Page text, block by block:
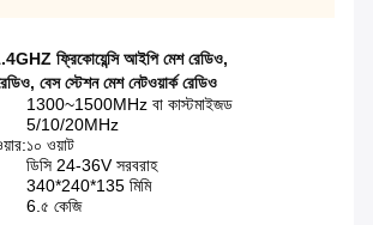
ফ্রিকোয়েন্সি আইপি মেশ রেডিও,
, বেস স্টেশন মেশ নেটওয়ার্ক রেডিও
1300~1500MHz বা কাস্টমাইজড
5/10/20MHz
১০ ওয়াট
ডিসি 24-36V সরবরাহ
340*240*135 মিমি
6.৫ কেজি